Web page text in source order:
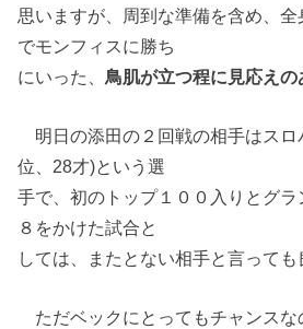
思いますが、周到な準備を含め、
でモンフィスに勝ち
にいった、鳥肌が立つ程に見応えの
明日の添田の２回戦の相手はスロ
位、28才)という選
手で、初のトップ１００入りとグラ
８をかけた試合と
しては、またとない相手と言っても
ただベックにとってもチャンスな